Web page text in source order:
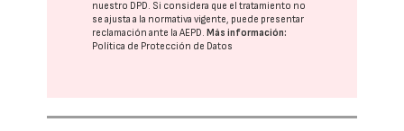
nuestro DPD. Si considera que el tratamiento no
se ajusta a la normativa vigente, puede presentar
reclamación ante laAEPD.Más información:
Política de Protección de Datos